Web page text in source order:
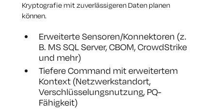
Kryptografie mit zuverlässigeren Daten planen
können.
Erweiterte Sensoren/Konnektoren (z.
B. MS SQL Server, CBOM, CrowdStrike
und mehr)
Tiefere Command mit erweitertem
Kontext (Netzwerkstandort,
Verschlüsselungsnutzung, PQ-
Fähigkeit)